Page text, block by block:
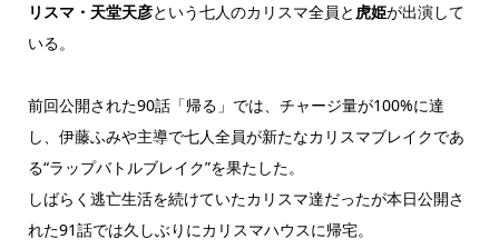
リスマ・天堂天彦という七人のカリスマ全員と 虎姫が出演して
いる。
前回公開された90話「帰る」では、チャージ量が100%に達
し、伊藤ふみや主導で七人全員が新たなカリスマブレイクであ
る“ラップバトルブレイク”を果たした。
しばらく逃亡生活を続けていたカリスマ達だったが本日公開さ
れた91話では久しぶりにカリスマハウスに帰宅。